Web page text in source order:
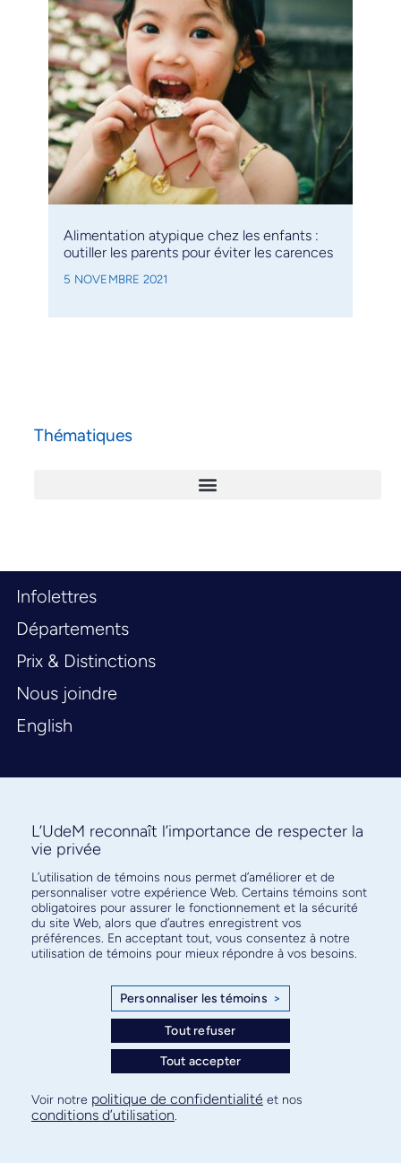
Alimentation atypique chez les enfants :
outiller les parents pour éviter les carences
5 NOVEMBRE 2021
Thématiques
Infolettres
Départements
Prix & Distinctions
Nous joindre
English
Abonnez-vous à notre infolettre
pour connaître l’actualité facultaire
Plan de site
Confidentialité
L’UdeM reconnaît l’importance de respecter la
vie privée
L’utilisation de témoins nous permet d’améliorer et de
personnaliser votre expérience Web. Certains témoins sont
obligatoires pour assurer le fonctionnement et la sécurité
du site Web, alors que d’autres enregistrent vos
préférences. En acceptant tout, vous consentez à notre
utilisation de témoins pour mieux répondre à vos besoins.
Personnaliser les témoins >
Tout refuser
Tout accepter
Voir notre politique de confidentialité et nos
conditions d’utilisation.